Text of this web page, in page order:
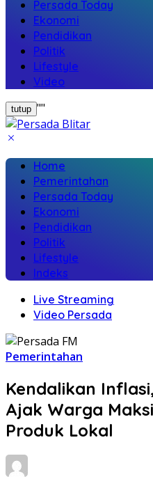
Persada Today
Ekonomi
Pendidikan
Politik
Lifestyle
Video
tutup ""
Home
Pemerintahan
Persada Today
Ekonomi
Pendidikan
Politik
Lifestyle
Indeks
Live Streaming
Video Persada
Pemerintahan
Kendalikan
Ajak Warga
Produk Lokal